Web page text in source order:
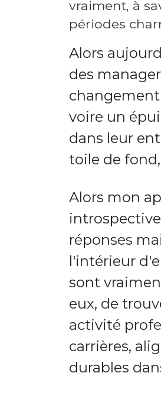
vraiment, à
périodes
Alors
des
voire un
dans leur
toile de
Alors mon
réponses
l'intérieur
sont
eux, de
activité
carrières,
durables